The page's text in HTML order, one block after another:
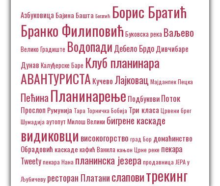
Азбуковица Бајина Башта Богатић Борис Братић
Бранко Филиповић Буковска река Ваљево
Велико Градиште Водопади Дебело БрдоДивчибаре
Дунав Калуђерске Баре Клуб планинара
АВАНТУРИСТА Кучево Лајковац Мајданпек Пецка
Пећина Планинарење ПодбуковиПоток
Прослоп Румунија Тара Торничка Бобија Три класа Црвени брег
Шумадија аутопут Милош Велики бигрене каскаде
видиковци високогорство град Бор домаћинство
Обрадовић каскаде кафић Ванила кањон Црне реке пекара
Tweetyпекара Нана планинска језера продавница ЈЕРА у
Љубичеву ресторан Платанислаповитрекинг